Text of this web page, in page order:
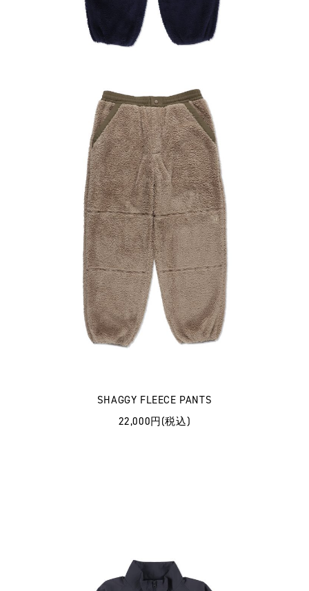
SHAGGY FLEECE PANTS
22,000円(税込)